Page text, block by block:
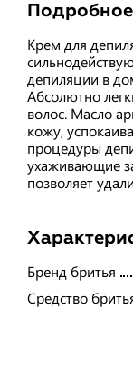
Крем для
депиляции в
Абсолютно
волос. Масло
кожу,
процедуры
ухаживающие
позволяет
Бренд бритья
Средство